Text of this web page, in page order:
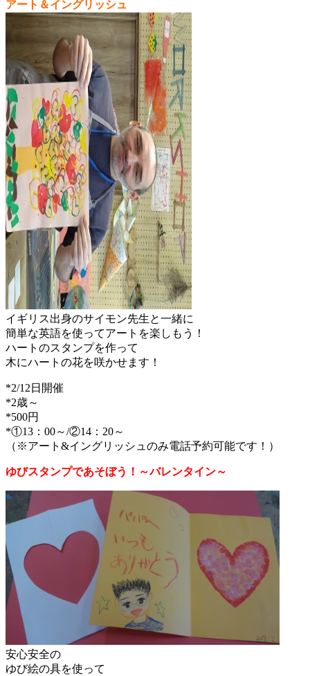
アート＆イングリッシュ
イギリス出身のサイモン先生と一緒に
簡単な英語を使ってアートを楽しもう！
ハートのスタンプを作って
木にハートの花を咲かせます！
*2/12日開催
*2歳～
*500円
*①13：00～/②14：20～
（※アート&イングリッシュのみ電話予約可能です！）
ゆびスタンプであそぼう！～バレンタイン～
安心安全の
ゆび絵の具を使って